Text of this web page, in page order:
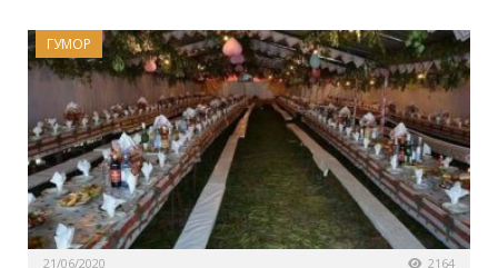
ГУМОР
21/06/2020 2164